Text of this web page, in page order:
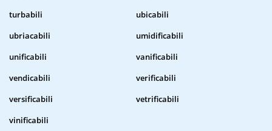
turbabili
ubicabili
ubriacabili
umidificabili
unificabili
vanificabili
vendicabili
verificabili
versificabili
vetrificabili
vinificabili